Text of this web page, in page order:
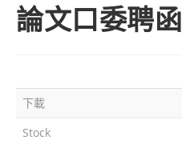
論文口委聘函
下載
Stock